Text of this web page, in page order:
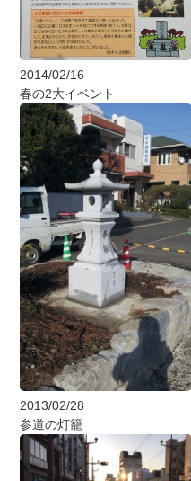
2014/02/16
春の2大イベント
2013/02/28
参道の灯籠